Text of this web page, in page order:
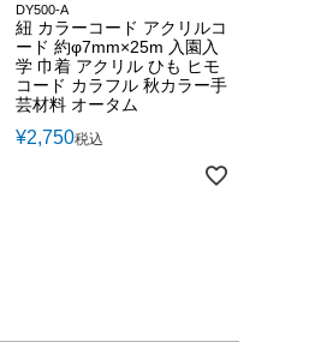
DY500-A
紐 カラーコード アクリルコ
ード 約φ7mm×25m 入園入
学 巾着 アクリル ひも ヒモ
コード カラフル 秋カラー手
芸材料 オータム
¥2,750税込